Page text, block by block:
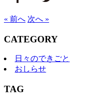
« 前へ 次へ »
CATEGORY
日々のできごと
おしらせ
TAG